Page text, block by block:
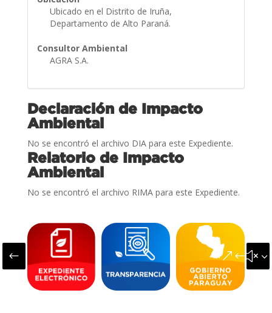
Ubicado en el Distrito de Iruña,
Departamento de Alto Paraná.
Consultor Ambiental
AGRA S.A.
Declaración de Impacto
Ambiental
No se encontró el archivo DIA para este Expediente.
Relatorio de Impacto
Ambiental
No se encontró el archivo RIMA para este Expediente.
#